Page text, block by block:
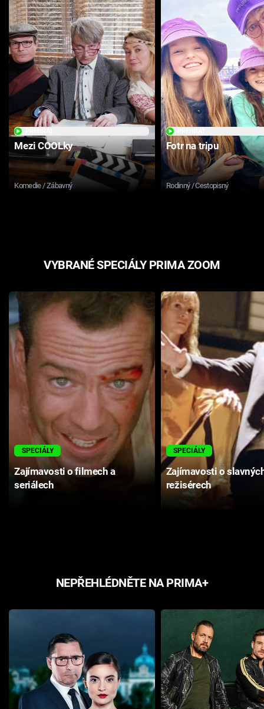
Mezi COOLky
Komedie / Zábavný
Fotr na tripu
Rodinný / Cestopisný
VYBRANÉ SPECIÁLY PRIMA ZOOM
SPECIÁLY
Zajímavosti o filmech a
seriálech
SPECIÁLY
Zajímavosti o
režisérech
NEPŘEHLÉDNĚTE NA PRIMA+